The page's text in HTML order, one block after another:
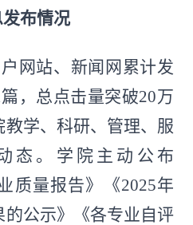
布情况
网站、新闻网累计发
，总点击量突破20万
学、科研、管理、服
态。学院主动公布
质量报告》《2025年
公示》《各专业自评